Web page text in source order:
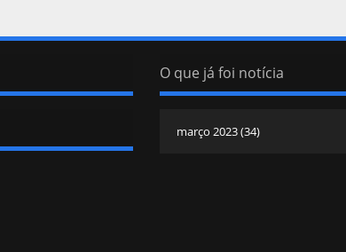
O que já foi notícia